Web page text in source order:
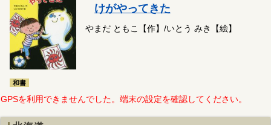
和書
けがやってきた
やまだ ともこ【作】/いとう みき【絵】
GPSを利用できませんでした。端末の設定を確認してください。